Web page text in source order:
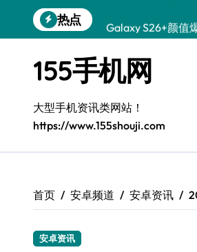
到
热点
Galaxy S26+颜
Galaxy Z Flip6：
三星Galaxy S26
Galaxy S25美颜秘
Galaxy C55 5G焕
Galaxy S25+闪亮
155手机网
大型手机资讯类网站！
https://www.155shouji.com
首页 安卓频道 安卓资讯
安卓资讯